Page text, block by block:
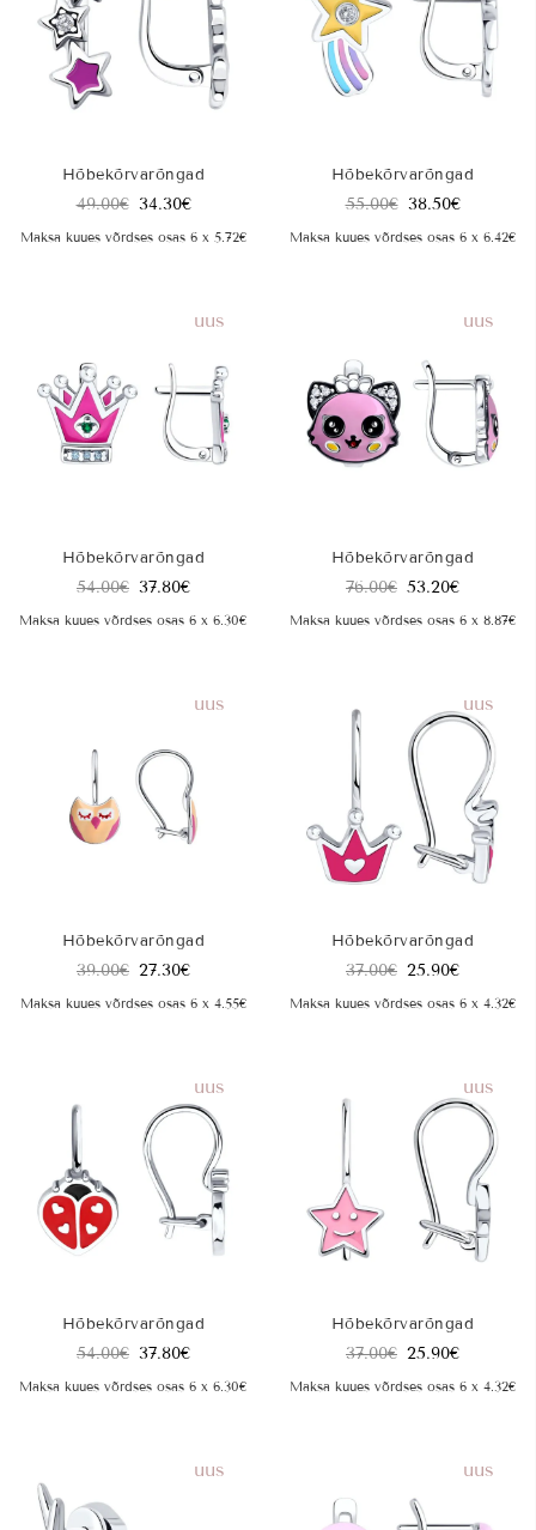
Hõbekõrvarõngad
49.00€ 34.30€
Maksa kuues võrdses osas 6 x 5.72€
Hõbekõrvarõngad
55.00€ 38.50€
Maksa kuues võrdses osas 6 x 6.42€
uus
Hõbekõrvarõngad
54.00€ 37.80€
Maksa kuues võrdses osas 6 x 6.30€
uus
Hõbekõrvarõngad
76.00€ 53.20€
Maksa kuues võrdses osas 6 x 8.87€
uus
Hõbekõrvarõngad
39.00€ 27.30€
Maksa kuues võrdses osas 6 x 4.55€
uus
Hõbekõrvarõngad
37.00€ 25.90€
Maksa kuues võrdses osas 6 x 4.32€
uus
Hõbekõrvarõngad
54.00€ 37.80€
Maksa kuues võrdses osas 6 x 6.30€
uus
Hõbekõrvarõngad
37.00€ 25.90€
Maksa kuues võrdses osas 6 x 4.32€
uus uus